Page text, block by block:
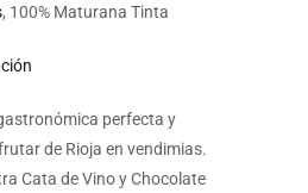
, 100% Maturana Tinta
perfecta y
de Rioja en vendimias.
Cata de Vino y Chocolate